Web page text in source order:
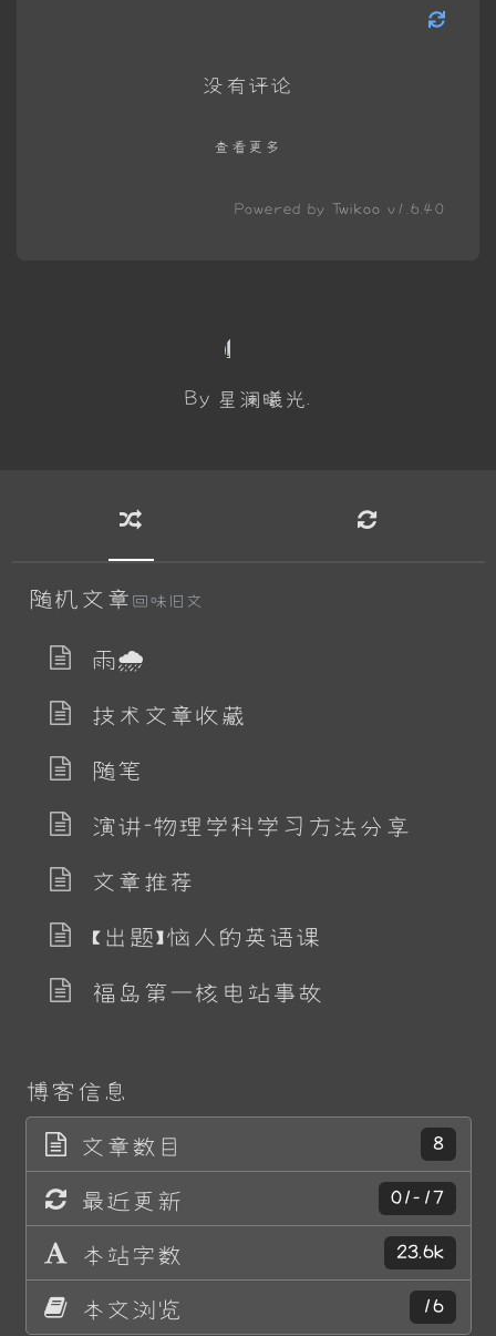
没有评论
查看更多
Powered by Twikoo v1.6.40
By 星澜曦光.
随机文章 回味旧文
雨🌧
技术文章收藏
随笔
演讲-物理学科学习方法分享
文章推荐
【出题】恼人的英语课
福岛第一核电站事故
博客信息
文章数目
8
最近更新 01-17
本站字数 23.6k
本文浏览 16